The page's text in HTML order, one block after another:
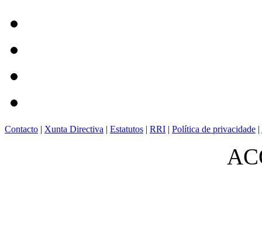
Contacto | Xunta Directiva | Estatutos | RRI | Política de privacidade |